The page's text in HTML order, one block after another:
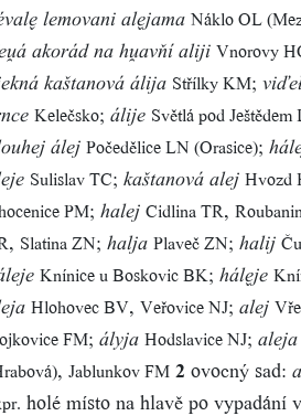
lemovani aljama Náklo OL
akorád na havňí aliji Vnorovy
kaštanová álija Střílky KM;
Kelečsko; álije Světlá pod
álej Počedělice LN (Orasice);
Sulislav TC; kaštanová alej Hvozd
PM; halej Cidlina TR,
, Slatina ZN; halja Plaveč ZN; halij
Knínice u Boskovic BK; hálje
Hlohovec BV, Veřovice NJ; alej
FM; ályja Hodslavice NJ; aleja
, Jablunkov FM 2 ovocný sad:
holé místo na hlavě po vypadání